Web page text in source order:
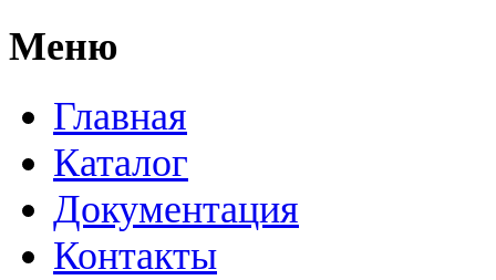
Меню
Главная
Каталог
Документация
Контакты